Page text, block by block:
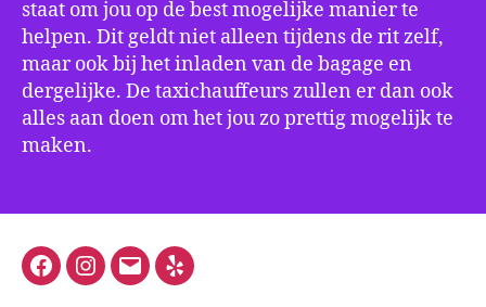
staat om jou op de best mogelijke manier te
helpen. Dit geldt niet alleen tijdens de rit zelf,
maar ook bij het inladen van de bagage en
dergelijke. De taxichauffeurs zullen er dan ook
alles aan doen om het jou zo prettig mogelijk te
maken.
FacebookInstagram
E-
Yelp